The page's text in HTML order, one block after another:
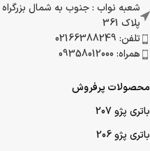
شعبه نواب : جنوب به شمال
پلاک 361
تلفن: 02166388249
همراه: 09358012000
محصولات پرفروش
باتری پژو 207
باتری پژو 206